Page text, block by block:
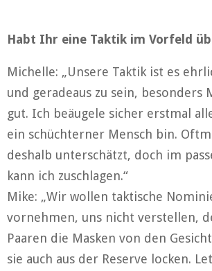
Habt Ihr eine Taktik im Vorfeld
Michelle: „Unsere Taktik ist es
und geradeaus zu sein, besonders
gut. Ich beäugele sicher erstmal
ein schüchterner Mensch bin.
deshalb unterschätzt, doch im
kann ich zuschlagen.“
Mike: „Wir wollen taktische
vornehmen, uns nicht verstellen,
Paaren die Masken von den
sie auch aus der Reserve locken.